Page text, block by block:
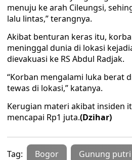
menuju ke arah Cileungsi,
lalu lintas,” terangnya.
Akibat benturan keras itu,
meninggal dunia di lokasi
dievakuasi ke RS Abdul Radjak.
“Korban mengalami luka berat
tewas di lokasi,” katanya.
Kerugian materi akibat insiden
mencapai Rp1 juta.(Dzihar)
Tag: Bogor Gunung putri